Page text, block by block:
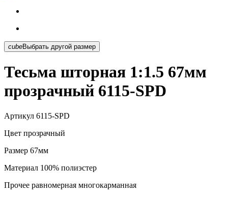
cubeВыбрать другой размер
Тесьма шторная 1:1.5 67мм
прозрачный 6115-SPD
Артикул 6115-SPD
Цвет прозрачный
Размер 67мм
Материал 100% полиэстер
Прочее равномерная многокарманная